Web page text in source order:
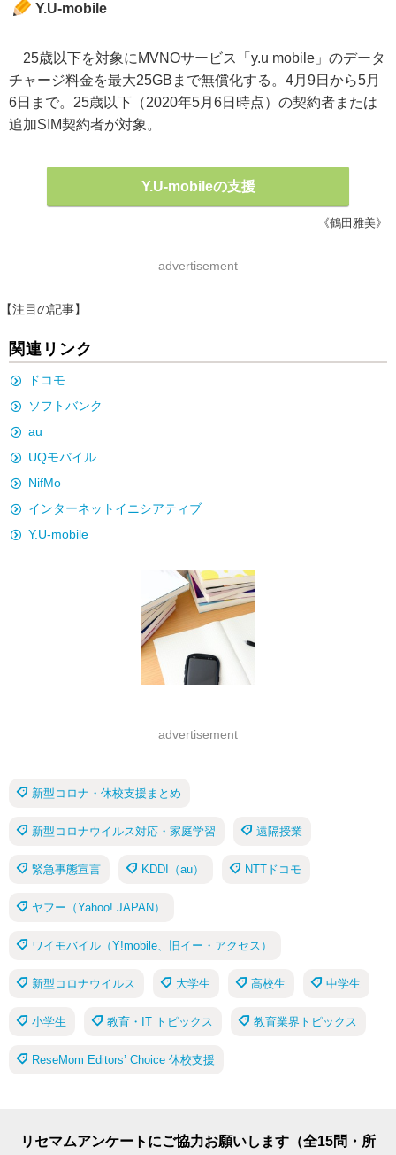
Y.U-mobile
25歳以下を対象にMVNOサービス「y.u mobile」のデータ
チャージ料金を最大25GBまで無償化する。4月9日から5月
6日まで。25歳以下（2020年5月6日時点）の契約者または
追加SIM契約者が対象。
Y.U-mobileの支援
《鶴田雅美》
advertisement
【注目の記事】
関連リンク
ドコモ
ソフトバンク
au
UQモバイル
NifMo
インターネットイニシアティブ
Y.U-mobile
advertisement
新型コロナ・休校支援まとめ
新型コロナウイルス対応・家庭学習 遠隔授業
緊急事態宣言 KDDI（au） NTTドコモ
ヤフー（Yahoo! JAPAN）
ワイモバイル（Y!mobile、旧イー・アクセス）
新型コロナウイルス 大学生 高校生 中学生
小学生 教育・IT トピックス 教育業界トピックス
ReseMom Editors’ Choice 休校支援
リセマムアンケートにご協力お願いします（全15問・所